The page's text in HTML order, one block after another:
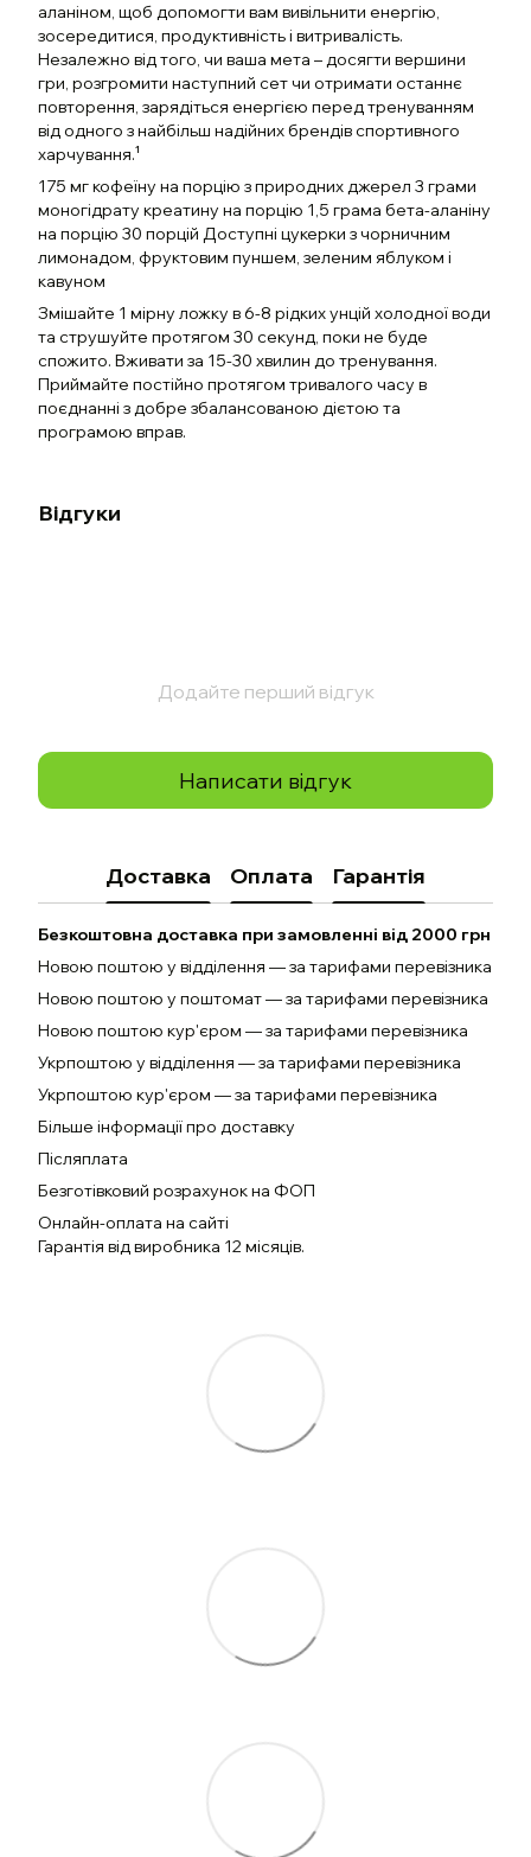
аланіном, щоб допомогти вам вивільнити енергію,
зосередитися, продуктивність і витривалість.
Незалежно від того, чи ваша мета – досягти вершини
гри, розгромити наступний сет чи отримати останнє
повторення, зарядіться енергією перед тренуванням
від одного з найбільш надійних брендів спортивного
харчування.¹
175 мг кофеїну на порцію з природних джерел 3 грами
моногідрату креатину на порцію 1,5 грама бета-аланіну
на порцію 30 порцій Доступні цукерки з чорничним
лимонадом, фруктовим пуншем, зеленим яблуком і
кавуном
Змішайте 1 мірну ложку в 6-8 рідких унцій холодної води
та струшуйте протягом 30 секунд, поки не буде
спожито. Вживати за 15-30 хвилин до тренування.
Приймайте постійно протягом тривалого часу в
поєднанні з добре збалансованою дієтою та
програмою вправ.
Відгуки
Додайте перший відгук
Написати відгук
Доставка Оплата Гарантія
Безкоштовна доставка при замовленні від 2000 грн
Новою поштою у відділення — за тарифами перевізника
Новою поштою у поштомат — за тарифами перевізника
Новою поштою кур'єром — за тарифами перевізника
Укрпоштою у відділення — за тарифами перевізника
Укрпоштою кур'єром — за тарифами перевізника
Більше інформації про доставку
Післяплата
Безготівковий розрахунок на ФОП
Онлайн-оплата на сайті
Гарантія від виробника 12 місяців.